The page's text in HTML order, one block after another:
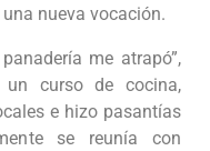
nueva vocación.
me atrapó”,
un curso de cocina,
e hizo pasantías
se reunía con